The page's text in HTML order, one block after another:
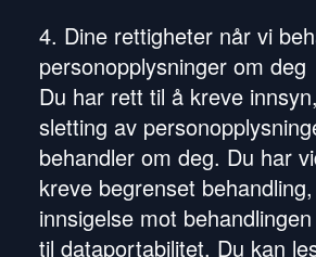
4. Dine rettigheter når vi
personopplysninger om deg
Du har rett til å kreve
sletting av
behandler om deg. Du har
kreve begrenset
innsigelse mot
til dataportabilitet. Du kan